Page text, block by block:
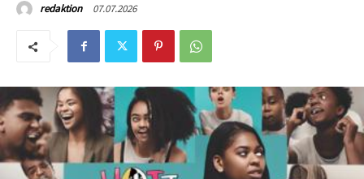
redaktion 07.07.2026